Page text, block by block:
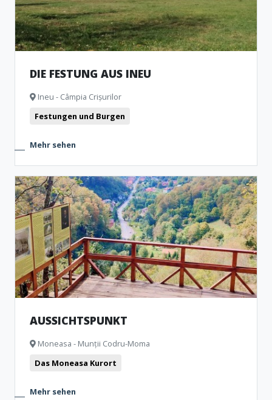
DIE FESTUNG AUS INEU
Ineu - Câmpia Crișurilor
Festungen und Burgen
Mehr sehen
AUSSICHTSPUNKT
Moneasa - Munții Codru-Moma
Das Moneasa Kurort
Mehr sehen